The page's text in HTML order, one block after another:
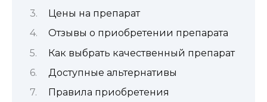
Цены на препарат
Отзывы о приобретении препарата
Как выбрать качественный препарат
Доступные альтернативы
Правила приобретения